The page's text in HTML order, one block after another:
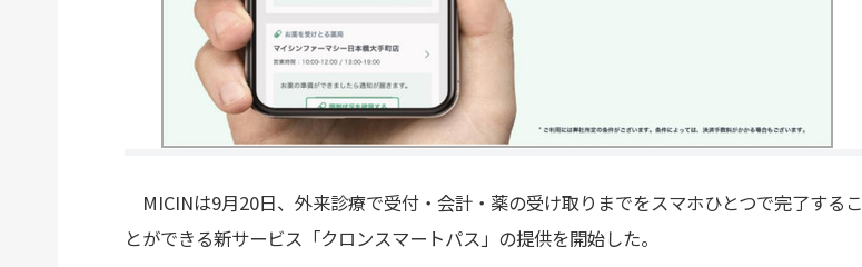
MICINは9月20日、外来診療で受付・会計・薬の受け取りまでをスマホひとつで完了するこ
とができる新サービス「クロンスマートパス」の提供を開始した。